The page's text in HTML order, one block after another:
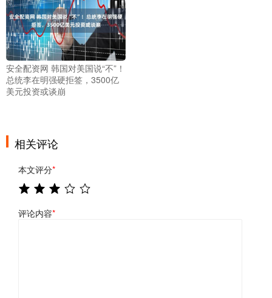
安全配资网 韩国对美国说“不”！
总统李在明强硬拒签，3500亿
美元投资或谈崩
相关评论
本文评分*
评论内容*